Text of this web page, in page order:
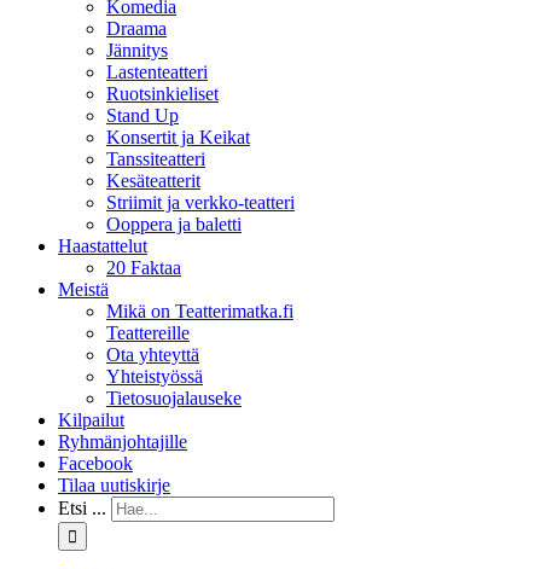
Komedia
Draama
Jännitys
Lastenteatteri
Ruotsinkieliset
Stand Up
Konsertit ja Keikat
Tanssiteatteri
Kesäteatterit
Striimit ja verkko-teatteri
Ooppera ja baletti
Haastattelut
20 Faktaa
Meistä
Mikä on Teatterimatka.fi
Teattereille
Ota yhteyttä
Yhteistyössä
Tietosuojalauseke
Kilpailut
Ryhmänjohtajille
Facebook
Tilaa uutiskirje
Etsi ...